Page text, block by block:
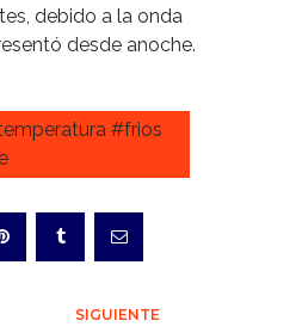
debido a la onda
desde anoche.
#frios
SIGUIENTE